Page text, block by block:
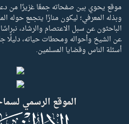
موقع يحوي بين صفحاته جمعًا غزيرًا من
وبذله المعرفي؛ ليكون منارًا يتجمع حوله
الباحثون عن سبل الاعتصام والرشاد،
عن الشيخ وأحواله ومحطات حياته، دليلًا
أسئلة الناس وقضايا المسلمين.
الموقع الرسمي